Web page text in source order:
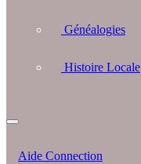
Généalogies
Histoire Locale
Aide Connection